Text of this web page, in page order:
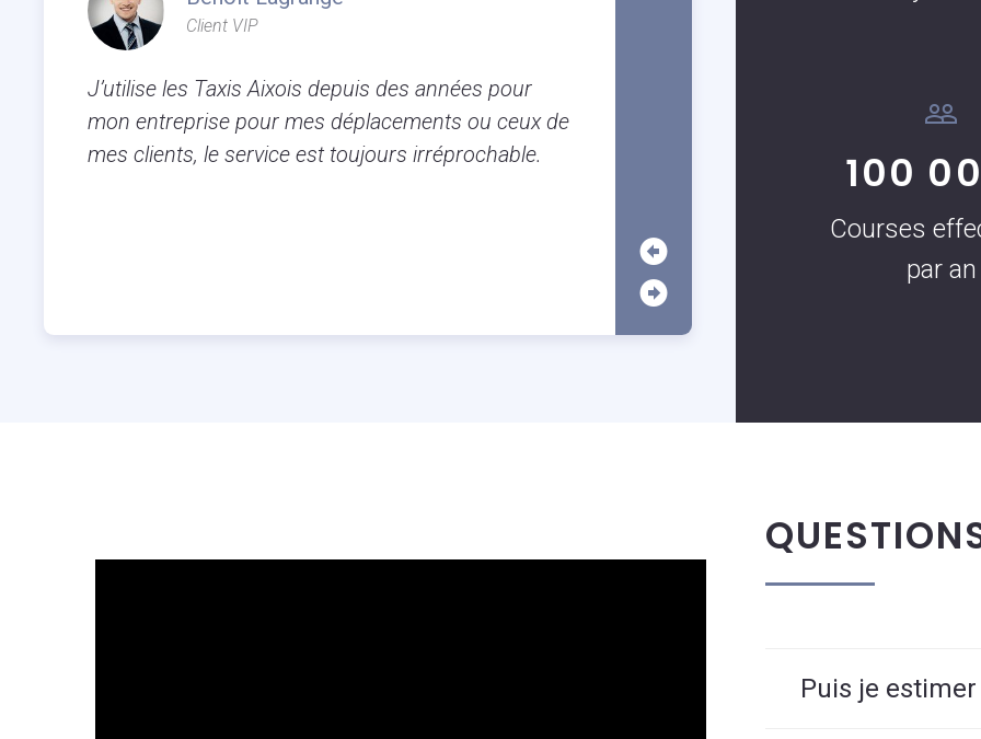
Client VIP
J’utilise les Taxis Aixois depuis des années pour
mon entreprise pour mes déplacements ou ceux de
mes clients, le service est toujours irréprochable.
garer à Aix que j’utilise très
c’est vraiment très pratique surtout
100
Courses
par an
Puis je